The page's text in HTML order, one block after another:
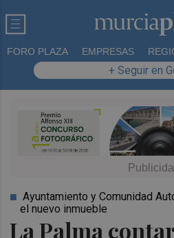
FORO PLAZA EMPRESAS
+ Seguir en
La Palma
Ayuntamiento y Comunidad
el nuevo inmueble